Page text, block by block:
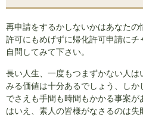
再申請をするかしないかはあなた
許可にもめげずに帰化許可申請にチ
自問してみて下さい。
長い人生、一度もつまずかない人
みる価値は十分あるでしょう、し
でさえも手間も時間もかかる事案が
はいえ、素人の皆様がなさるのは